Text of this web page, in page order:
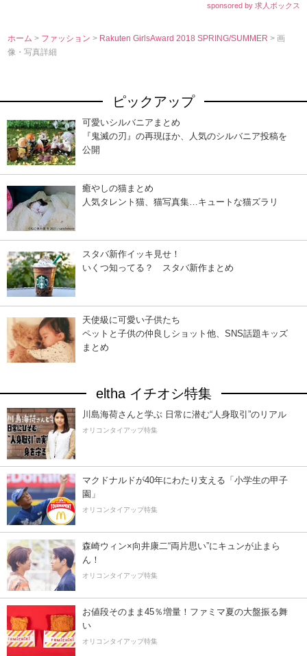
sponsored by 求人ボックス
ホーム > ファッション> Rakuten GirlsAward 2018 SPRING/SUMMER> 画
像・写真詳細
ピックアップ
可愛いシルバニアまとめ
『鬼滅の刃』の再現ほか、人気のシルバニア投稿を
公開
癒やしの猫まとめ
人気タレント猫、猫写真集…キュートな猫ズラリ
スタバ新作イッキ見せ！
いくつ知ってる？ スタバ新作まとめ
天使級に可愛い子供たち
ペットと子供の仲良しショット他、SNS話題キッズ
まとめ
eltha イチオシ特集
川島海荷さんと学ぶ 日常に潜む“人身取引”のリアル
オリコンタイアップ特集
マクドナルドが40年にわたり支える「小学生の甲子
園」
オリコンタイアップ特集
森崎ウィン×向井康二“両片思い”にキュンが止まら
ん！
オリコンタイアップ特集
お値段そのまま45％増量！ファミマ夏の大盤振る舞
い
オリコンタイアップ特集